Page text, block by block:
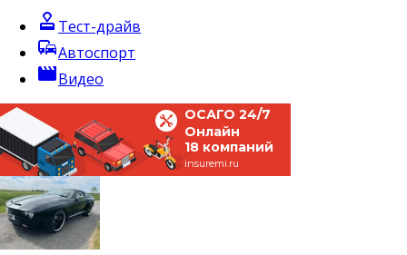
approval Тест-драйв
commuteАвтоспорт
movieВидео
ОСАГО 24/7
Онлайн
18 компаний
insuremi.ru